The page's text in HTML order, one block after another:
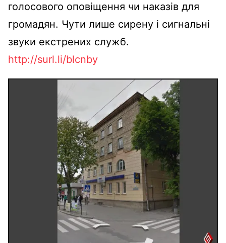
голосового оповіщення чи наказів для
громадян. Чути лише сирену і сигнальні
звуки екстрених служб.
http://surl.li/blcnby